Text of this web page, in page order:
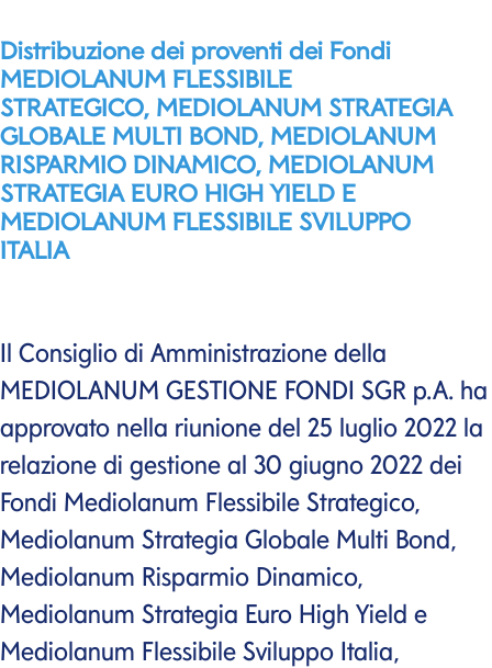
Distribuzione dei proventi dei Fondi
MEDIOLANUM FLESSIBILE
STRATEGICO, MEDIOLANUM STRATEGIA
GLOBALE MULTI BOND, MEDIOLANUM
RISPARMIO DINAMICO, MEDIOLANUM
STRATEGIA EURO HIGH YIELD E
MEDIOLANUM FLESSIBILE SVILUPPO
ITALIA
Il Consiglio di Amministrazione della
MEDIOLANUM GESTIONE FONDI SGR p.A. ha
approvato nella riunione del 25 luglio 2022 la
relazione di gestione al 30 giugno 2022 dei
Fondi Mediolanum Flessibile Strategico,
Mediolanum Strategia Globale Multi Bond,
Mediolanum Risparmio Dinamico,
Mediolanum Strategia Euro High Yield e
Mediolanum Flessibile Sviluppo Italia,